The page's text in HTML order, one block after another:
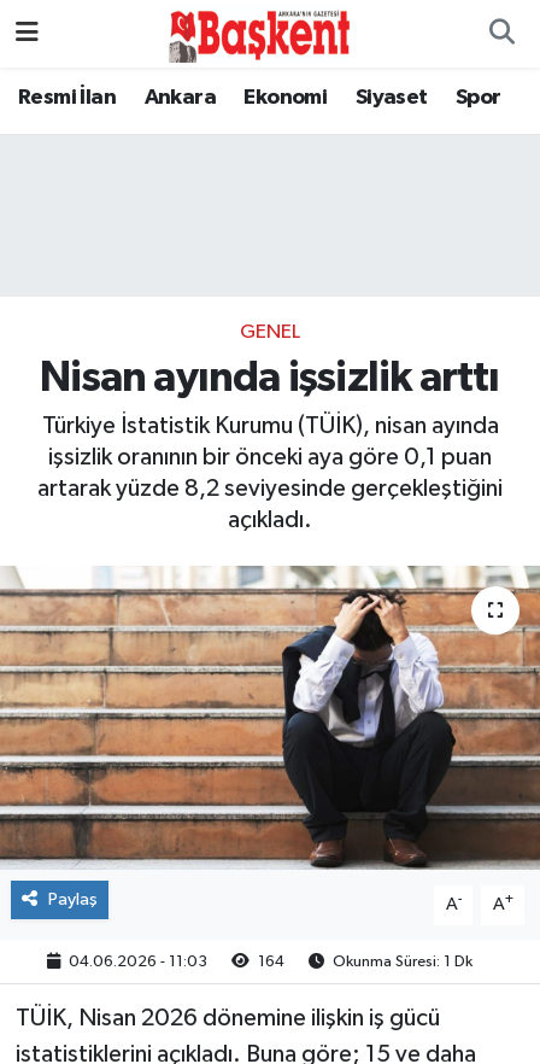
Resmi İlan Ankara Ekonomi Siyaset Spor
GENEL
Nisan ayında işsizlik arttı
Türkiye İstatistik Kurumu (TÜİK), nisan ayında
işsizlik oranının bir önceki aya göre 0,1 puan
artarak yüzde 8,2 seviyesinde gerçekleştiğini
açıkladı.
Paylaş A- A+
04.06.2026 - 11:03 164 Okunma Süresi: 1 Dk
TÜİK, Nisan 2026 dönemine ilişkin iş gücü
istatistiklerini açıkladı. Buna göre; 15 ve daha